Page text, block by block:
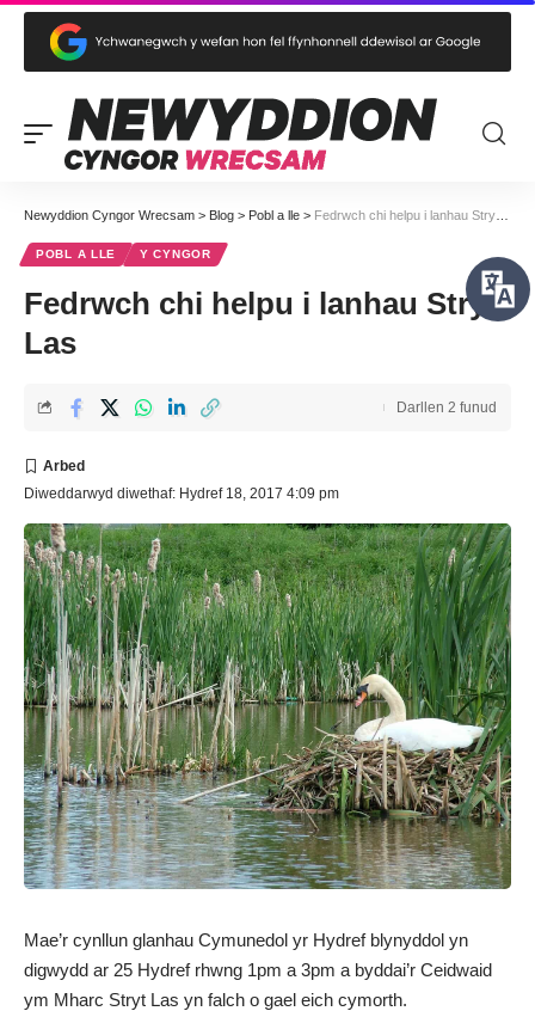
Newyddion Cyngor Wrecsam > Blog > Pobl a lle > Fedrwch chi helpu i lanhau Stryt Las
POBL A LLE Y CYNGOR
Fedrwch chi helpu i lanhau Stryt
Las
Diweddarwyd diwethaf: Hydref 18, 2017 4:09 pm
Darllen 2 funud
Mae’r cynllun glanhau Cymunedol yr Hydref blynyddol yn
digwydd ar 25 Hydref rhwng 1pm a 3pm a byddai’r Ceidwaid
ym Mharc Stryt Las yn falch o gael eich cymorth.